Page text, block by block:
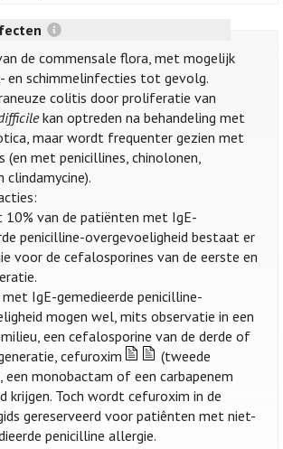
de commensale flora, met mogelijk
en schimmelinfecties tot gevolg.
colitis door proliferatie van
kan optreden na behandeling met
maar wordt frequenter gezien met
(en met penicillines, chinolonen,
clindamycine).
van de patiënten met IgE-
penicilline-overgevoeligheid bestaat er
voor de cefalosporines van de eerste en
IgE-gemedieerde penicilline-
mogen wel, mits observatie in een
een cefalosporine van de derde of
cefuroxim
(tweede
een monobactam of een carbapenem
krijgen. Toch wordt cefuroxim in de
gereserveerd voor patiênten met niet-
penicilline allergie.